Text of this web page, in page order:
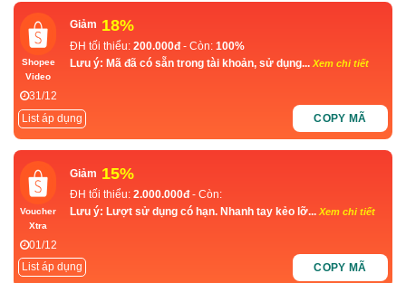
Shopee
Video
31/12
Giảm 18%
ĐH tối thiểu: 200.000đ - Còn: 100%
Lưu ý: Mã đã có sẵn trong tài khoản, sử dụng...Xem chi tiết
List áp dụng COPY MÃ
Voucher
Xtra
01/12
Giảm 15%
ĐH tối thiểu: 2.000.000đ - Còn:
Lưu ý: Lượt sử dụng có hạn. Nhanh tay kẻo lỡ...Xem chi tiết
List áp dụng COPY MÃ